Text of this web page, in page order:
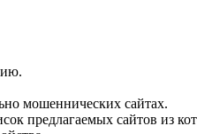
мошеннических сайтах.
предлагаемых сайтов из